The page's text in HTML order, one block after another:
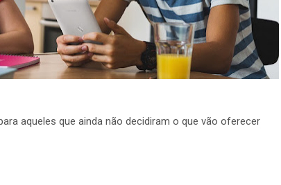
aqueles que ainda não decidiram o que vão oferecer